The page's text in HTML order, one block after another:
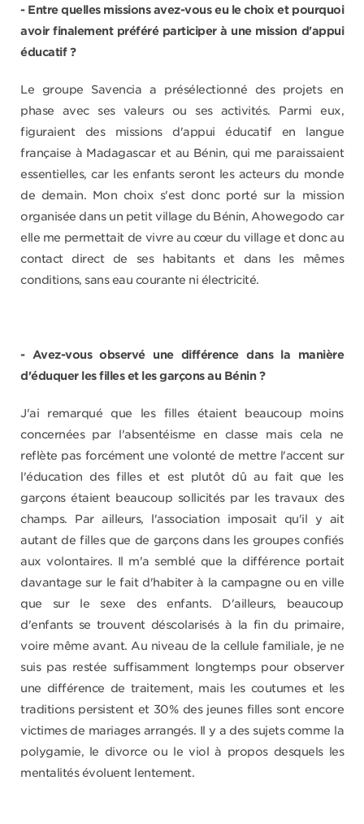
- Entre quelles missions avez-vous eu le choix et pourquoi
avoir finalement préféré participer à une mission d'appui
éducatif ?
Le groupe Savencia a présélectionné des projets en
phase avec ses valeurs ou ses activités. Parmi eux,
figuraient des missions d'appui éducatif en langue
française à Madagascar et au Bénin, qui me paraissaient
essentielles, car les enfants seront les acteurs du monde
de demain. Mon choix s'est donc porté sur la mission
organisée dans un petit village du Bénin, Ahowegodo car
elle me permettait de vivre au cœur du village et donc au
contact direct de ses habitants et dans les mêmes
conditions, sans eau courante ni électricité.
- Avez-vous observé une différence dans la manière
d'éduquer les filles et les garçons au Bénin ?
J'ai remarqué que les filles étaient beaucoup moins
concernées par l'absentéisme en classe mais cela ne
reflète pas forcément une volonté de mettre l'accent sur
l'éducation des filles et est plutôt dû au fait que les
garçons étaient beaucoup sollicités par les travaux des
champs. Par ailleurs, l'association imposait qu'il y ait
autant de filles que de garçons dans les groupes confiés
aux volontaires. Il m'a semblé que la différence portait
davantage sur le fait d'habiter à la campagne ou en ville
que sur le sexe des enfants. D'ailleurs, beaucoup
d'enfants se trouvent déscolarisés à la fin du primaire,
voire même avant. Au niveau de la cellule familiale, je ne
suis pas restée suffisamment longtemps pour observer
une différence de traitement, mais les coutumes et les
traditions persistent et 30% des jeunes filles sont encore
victimes de mariages arrangés. Il y a des sujets comme la
polygamie, le divorce ou le viol à propos desquels les
mentalités évoluent lentement.